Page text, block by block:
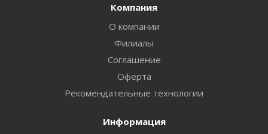
Компания
О компании
Филиалы
Соглашение
Оферта
Рекомендательные технологии
Информация